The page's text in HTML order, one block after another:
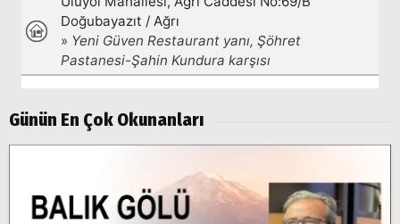
Günün En Çok Okunanları
Popüler